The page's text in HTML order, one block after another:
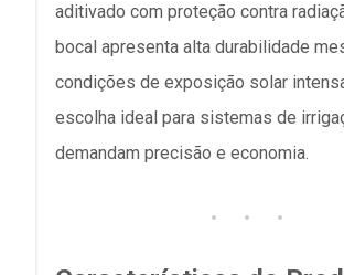
aditivado com proteção contra
bocal apresenta alta durabilidade
condições de exposição solar
escolha ideal para sistemas de
demandam precisão e economia.